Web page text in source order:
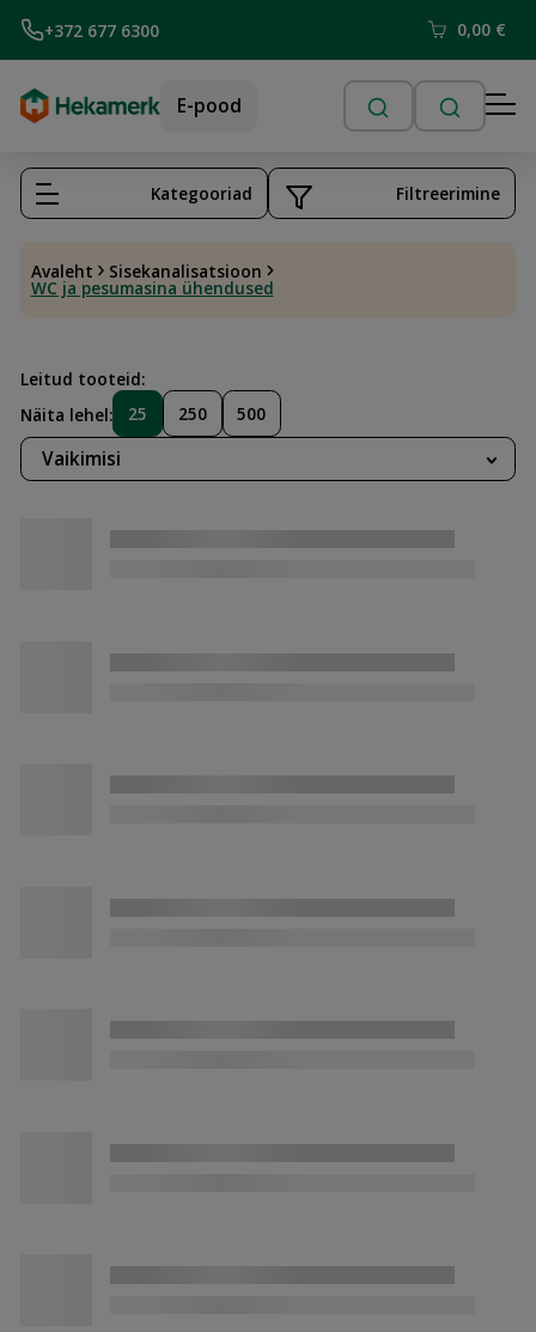
+372 677 6300 0,00 €
E-pood
Avaleht Sisekanalisatsioon
WC ja pesumasina ühendused
Kategooriad Filtreerimine
Leitud tooteid:
Näita lehel:
25 250 500
Vaikimisi